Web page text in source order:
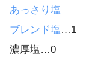
あっさり塩
ブレンド塩…1
濃厚塩…0